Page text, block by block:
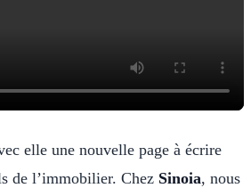
elle une nouvelle page à écrire
de l’immobilier. Chez Sinoia, nous